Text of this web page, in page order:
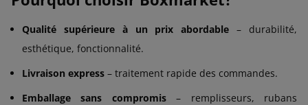
Qualité supérieure à un prix abordable – durabilité,
esthétique, fonctionnalité.
Livraison express – traitement rapide des commandes.
Emballage sans compromis– remplisseurs, rubans